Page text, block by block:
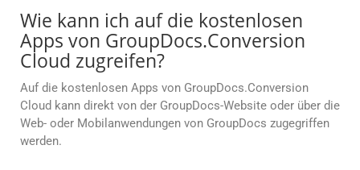
Wie kann ich auf die kostenlosen
Apps von GroupDocs.Conversion
Cloud zugreifen?
Auf die kostenlosen Apps von GroupDocs.Conversion
Cloud kann direkt von der GroupDocs-Website oder über die
Web- oder Mobilanwendungen von GroupDocs zugegriffen
werden.